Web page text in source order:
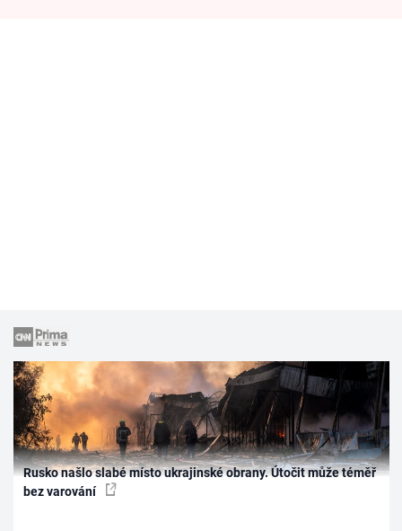
Rusko našlo slabé místo ukrajinské obrany. Útočit může téměř
bez varování